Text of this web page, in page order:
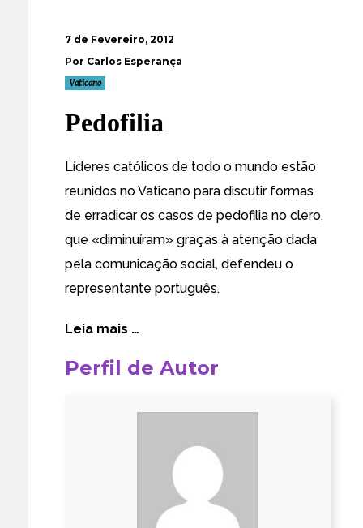
7 de Fevereiro, 2012
Por Carlos Esperança
Vaticano
Pedofilia
Líderes católicos de todo o mundo estão
reunidos no Vaticano para discutir formas
de erradicar os casos de pedofilia no clero,
que «diminuíram» graças à atenção dada
pela comunicação social, defendeu o
representante português.
Leia mais …
Perfil de Autor